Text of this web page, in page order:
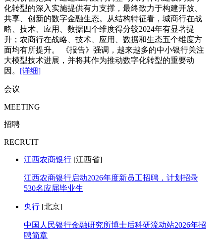
化转型的深入实施提供有力支撑，最终致力于构建开放、
共享、创新的数字金融生态。从结构特征看，城商行在战
略、技术、应用、数据四个维度得分较2024年有显著提
升；农商行在战略、技术、应用、数据和生态五个维度方
面均有所提升。 《报告》强调，越来越多的中小银行关注
大模型技术进展，并将其作为推动数字化转型的重要动
因。 [详细]
会议
MEETING
招聘
RECRUIT
江西农商银行 [江西省]
江西农商银行启动2026年度新员工招聘，计划招录
530名应届毕业生
央行 [北京]
中国人民银行金融研究所博士后科研流动站2026年招
聘简章